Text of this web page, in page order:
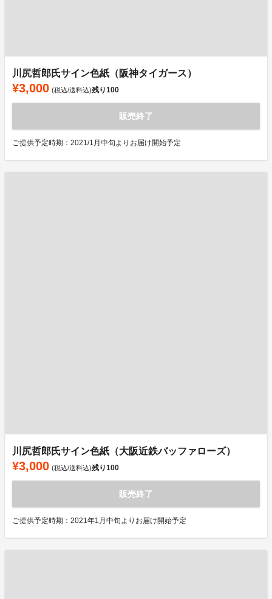
川尻哲郎氏サイン色紙（阪神タイガース）
¥3,000 (税込/送料込)残り100
販売終了
ご提供予定時期：2021/1月中旬よりお届け開始予定
川尻哲郎氏サイン色紙（大阪近鉄バッファローズ）
¥3,000 (税込/送料込)残り100
販売終了
ご提供予定時期：2021年1月中旬よりお届け開始予定